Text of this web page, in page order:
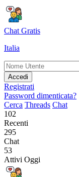
Chat Gratis
Italia
Accedi
Registrati
Password dimenticata?
Cerca Threads Chat
102
Recenti
295
Chat
53
Attivi Oggi